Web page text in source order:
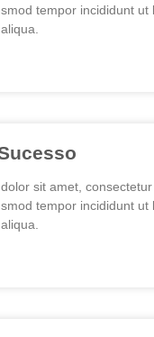
tempor incididunt ut
sit amet,
tempor incididunt ut